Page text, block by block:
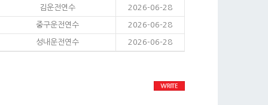
김운전연수 2026-06-28
중구운전연수 2026-06-28
성내운전연수 2026-06-28